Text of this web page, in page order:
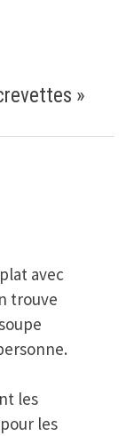
»
avec
trouve
les
les